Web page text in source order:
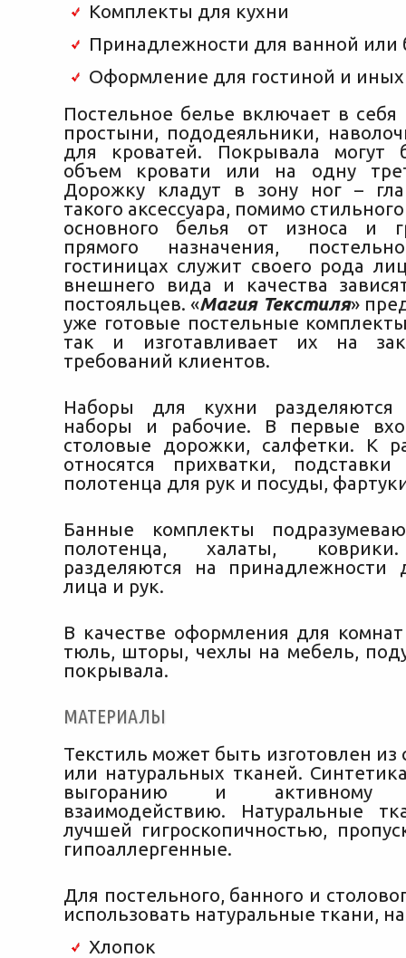
Комплекты для кухни
Принадлежности для ванной или
Оформление для гостиной и
Постельное белье включает в себя
простыни, пододеяльники,
для кроватей. Покрывала могут
объем кровати или на одну
Дорожку кладут в зону ног –
такого аксессуара, помимо
основного белья от износа и
прямого назначения,
гостиницах служит своего рода
внешнего вида и качества
постояльцев. «Магия Текстиля»
уже готовые постельные
так и изготавливает их на
требований клиентов.
Наборы для кухни
наборы и рабочие. В первые
столовые дорожки, салфетки. К
относятся прихватки,
полотенца для рук и посуды,
Банные комплекты
полотенца, халаты,
разделяются на принадлежности
лица и рук.
В качестве оформления для
тюль, шторы, чехлы на мебель,
покрывала.
МАТЕРИАЛЫ
Текстиль может быть изготовлен из
или натуральных тканей.
выгоранию и активному
взаимодействию. Натуральные
лучшей гигроскопичностью,
гипоаллергенные.
Для постельного, банного и
использовать натуральные ткани,
Хлопок